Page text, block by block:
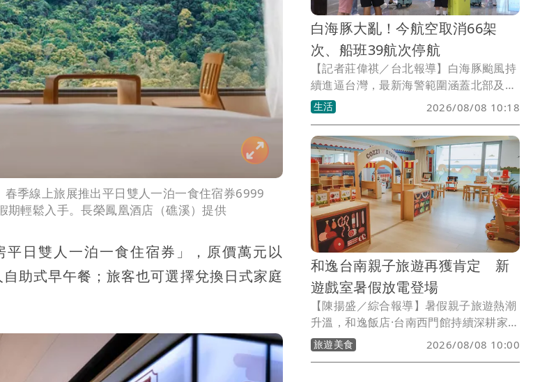
季線上旅展推出平日雙人一泊一食住宿券6999
期輕鬆入手。長榮鳳凰酒店（礁溪）提供
日雙人一泊一食住宿券」，原價萬元以
助式早午餐；旅客也可選擇兌換日式家庭
白海豚大亂！今航空取消66架
次、船班39航次停航
【記者莊偉祺／台北報導】白海豚颱風持
續進逼台灣，最新海警範圍涵蓋北部及東
北部海面，今日海空交通都受到影響，包
含長榮、星宇全日停飛沖繩等，整體國內
外線共取消66架次，海運船班則有39航次
停航。
生活 2026/08/08 10:18
和逸台南親子旅遊再獲肯定 新
遊戲室暑假放電登場
【陳揚盛／綜合報導】暑假親子旅遊熱潮
升溫，和逸飯店·台南西門館持續深耕家庭
旅遊市場，憑藉貼近親子需求的多元設施
與友善服務，再度獲得雄獅旅遊「最懂你
旅遊美食 2026/08/08 10:00